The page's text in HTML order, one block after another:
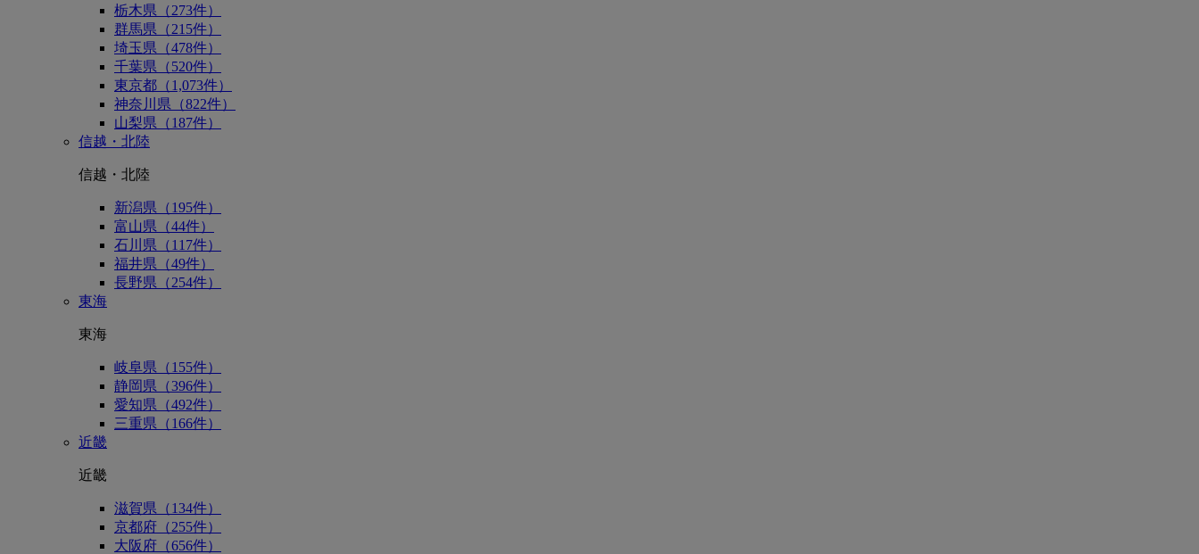
栃木県（273件）
群馬県（215件）
埼玉県（478件）
千葉県（520件）
東京都（1,073件）
神奈川県（822件）
山梨県（187件）
信越・北陸
信越・北陸
新潟県（195件）
富山県（44件）
石川県（117件）
福井県（49件）
長野県（254件）
東海
東海
岐阜県（155件）
静岡県（396件）
愛知県（492件）
三重県（166件）
近畿
近畿
滋賀県（134件）
京都府（255件）
大阪府（656件）